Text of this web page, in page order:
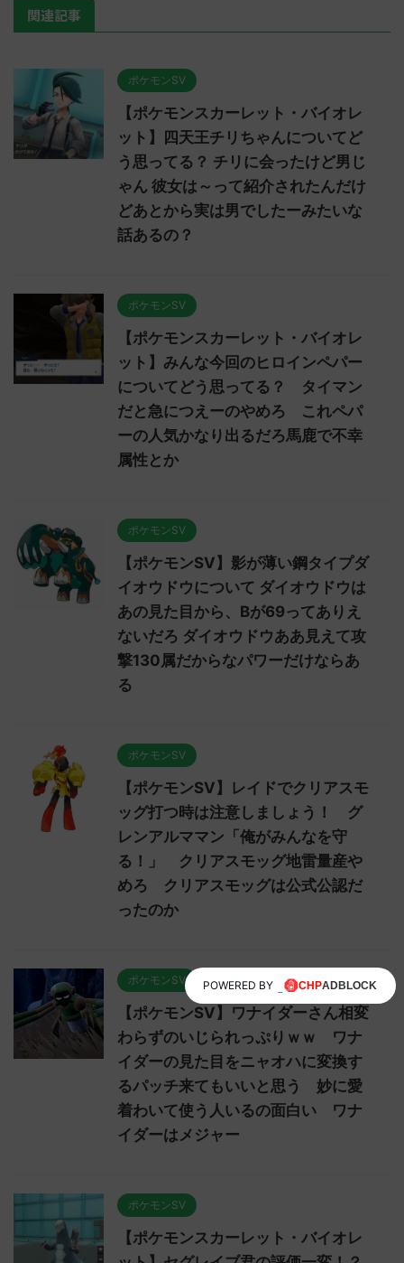
関連記事
ポケモンSV
【ポケモンスカーレット・バイオレ
ット】四天王チリちゃんについてど
う思ってる？ チリに会ったけど男じ
ゃん 彼女は～って紹介されたんだけ
どあとから実は男でしたーみたいな
話あるの？
ポケモンSV
【ポケモンスカーレット・バイオレ
ット】みんな今回のヒロインペパー
についてどう思ってる？ タイマン
だと急につえーのやめろ これペパ
ーの人気かなり出るだろ馬鹿で不幸
属性とか
ポケモンSV
【ポケモンSV】影が薄い鋼タイプダ
イオウドウについて ダイオウドウは
あの見た目から、Bが69ってありえ
ないだろ ダイオウドウああ見えて攻
撃130属だからなパワーだけならあ
る
ポケモンSV
【ポケモンSV】レイドでクリアスモ
ッグ打つ時は注意しましょう！ グ
レンアルママン「俺がみんなを守
る！」 クリアスモッグ地雷量産や
めろ クリアスモッグは公式公認だ
ったのか
ポケモンSV
【ポケモンSV】ワナイダーさん相変
わらずのいじられっぷりｗｗ ワナ
イダーの見た目をニャオハに変換す
るパッチ来てもいいと思う 妙に愛
着わいて使う人いるの面白い ワナ
イダーはメジャー
ポケモンSV
【ポケモンスカーレット・バイオレ
POWERED BY